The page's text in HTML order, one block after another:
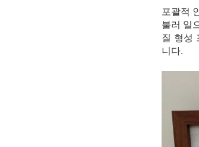
포괄적
불러 일
질 형성
니다.